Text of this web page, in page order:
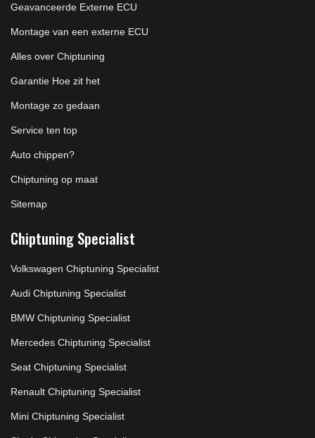
Geavanceerde Externe ECU
Montage van een externe ECU
Alles over Chiptuning
Garantie Hoe zit het
Montage zo gedaan
Service ten top
Auto chippen?
Chiptuning op maat
Sitemap
Chiptuning Specialist
Volkswagen Chiptuning Specialist
Audi Chiptuning Specialist
BMW Chiptuning Specialist
Mercedes Chiptuning Specialist
Seat Chiptuning Specialist
Renault Chiptuning Specialist
Mini Chiptuning Specialist